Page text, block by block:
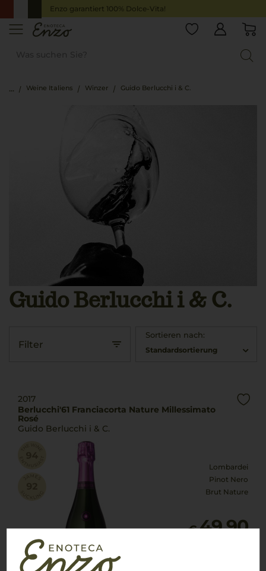
Enzo garantiert 100% Dolce-Vita!
Weine Italiens Winzer Guido Berlucchi i & C.
Guido Berlucchi i & C.
Filter
Sortieren nach:
Standardsortierung
2017
Berlucchi'61 Franciacorta Nature Millessimato
Rosé
Guido Berlucchi i & C.
Lombardei
Pinot Nero
Brut Nature
€ 49,90